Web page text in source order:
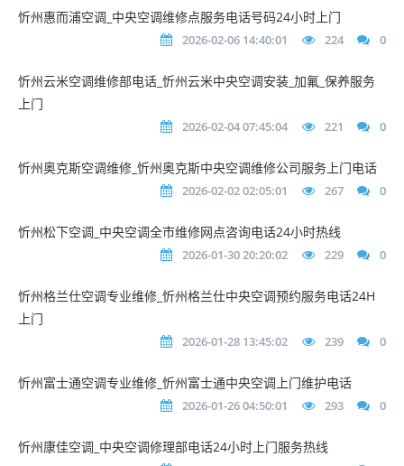
忻州惠而浦空调_中央空调维修点服务电话号码24小时上门
2026-02-06 14:40:01 224 0
忻州云米空调维修部电话_忻州云米中央空调安装_加氟_保养服务
上门
2026-02-04 07:45:04 221 0
忻州奥克斯空调维修_忻州奥克斯中央空调维修公司服务上门电话
2026-02-02 02:05:01 267 0
忻州松下空调_中央空调全市维修网点咨询电话24小时热线
2026-01-30 20:20:02 229 0
忻州格兰仕空调专业维修_忻州格兰仕中央空调预约服务电话24H
上门
2026-01-28 13:45:02 239 0
忻州富士通空调专业维修_忻州富士通中央空调上门维护电话
2026-01-26 04:50:01 293 0
忻州康佳空调_中央空调修理部电话24小时上门服务热线